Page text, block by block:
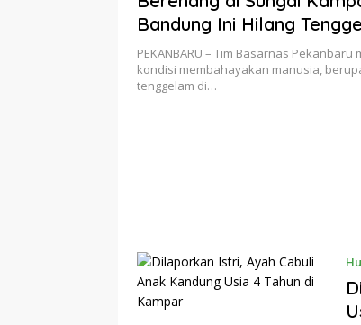
Bandung Ini Hilang
PEKANBARU – Tim Basarnas
kondisi membahayakan manusia,
tenggelam di…